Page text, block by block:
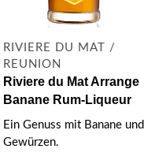
RIVIERE DU MAT /
REUNION
Riviere du Mat Arrange
Banane Rum-Liqueur
0.7 l 35% vol
Ein Genuss mit Banane und
Gewürzen.